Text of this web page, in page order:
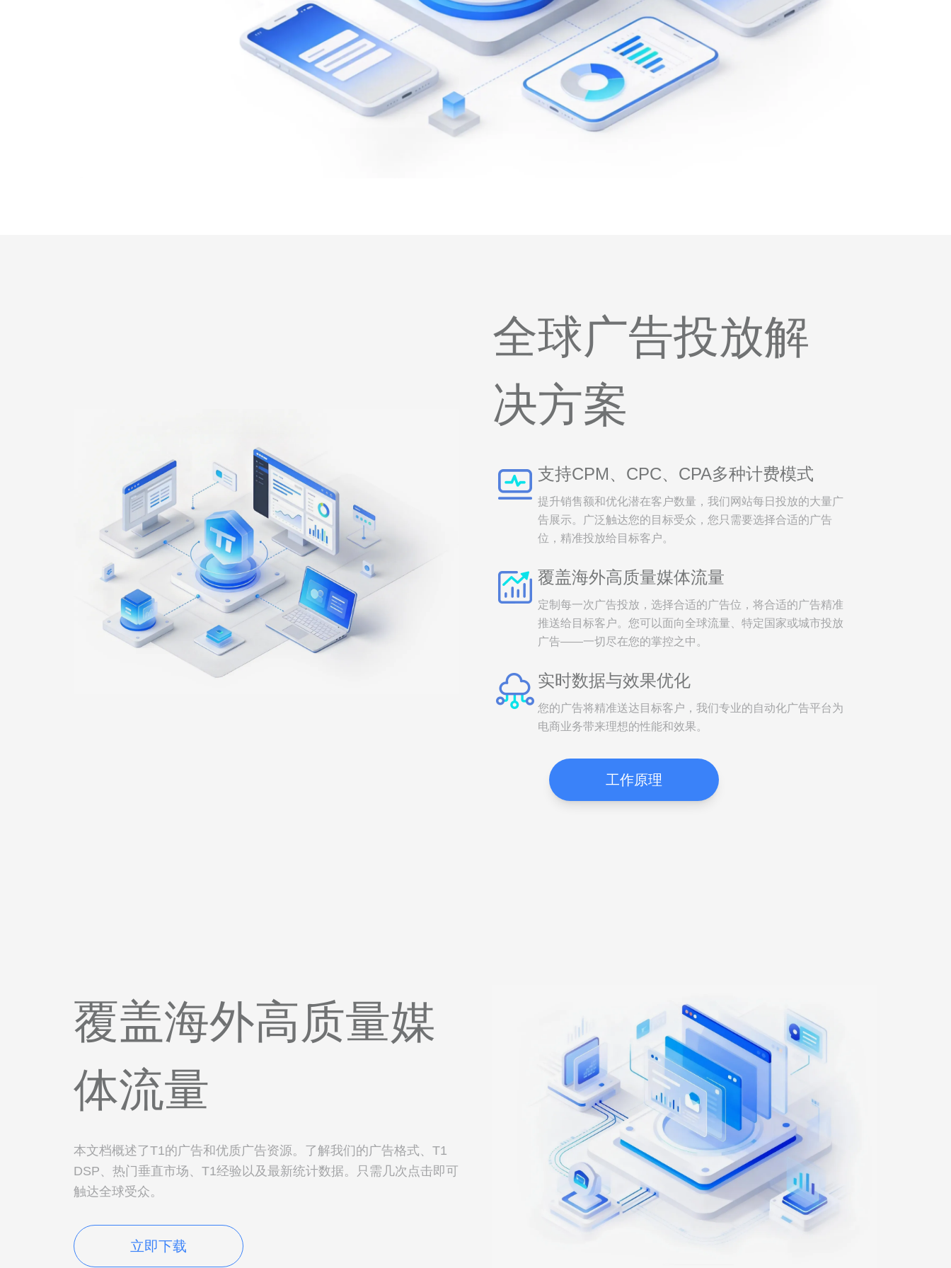
全球广告投放解
决方案
支持CPM、CPC、CPA多种计费模式
提升销售额和优化潜在客户数量，我们网站每日投放的大量广
告展示。广泛触达您的目标受众，您只需要选择合适的广告
位，精准投放给目标客户。
覆盖海外高质量媒体流量
定制每一次广告投放，选择合适的广告位，将合适的广告精准
推送给目标客户。您可以面向全球流量、特定国家或城市投放
广告——一切尽在您的掌控之中。
实时数据与效果优化
您的广告将精准送达目标客户，我们专业的自动化广告平台为
电商业务带来理想的性能和效果。
工作原理
覆盖海外高质量媒
体流量
本文档概述了T1的广告和优质广告资源。了解我们的广告格式、T1
DSP、热门垂直市场、T1经验以及最新统计数据。只需几次点击即可
触达全球受众。
立即下载